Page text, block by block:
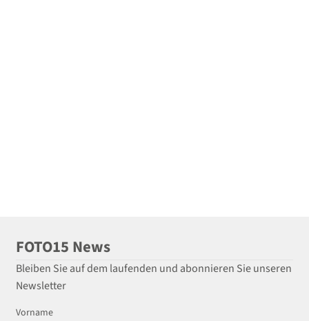
FOTO15 News
Bleiben Sie auf dem laufenden und abonnieren Sie unseren
Newsletter
Vorname